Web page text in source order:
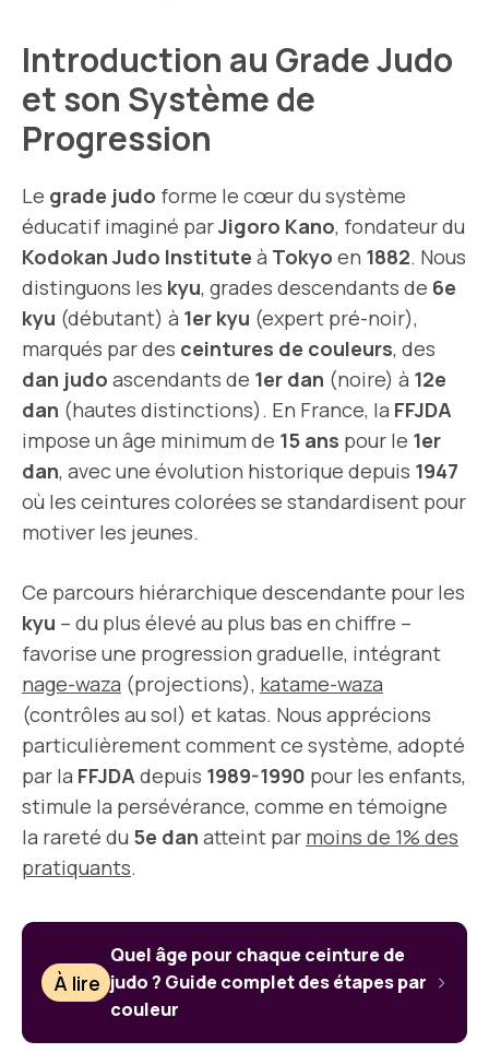
Introduction au Grade Judo
et son Système de
Progression
Le grade judo forme le cœur du système
éducatif imaginé parJigoro Kano, fondateur du
Kodokan Judo Institute à Tokyo en 1882. Nous
distinguons les kyu, grades descendants de 6e
kyu (débutant) à 1er kyu (expert pré-noir),
marqués par des ceintures de couleurs, des
dan judo ascendants de 1er dan (noire) à 12e
dan (hautes distinctions). En France, la FFJDA
impose un âge minimum de 15 ans pour le 1er
dan, avec une évolution historique depuis 1947
où les ceintures colorées se standardisent pour
motiver les jeunes.
Ce parcours hiérarchique descendante pour les
kyu – du plus élevé au plus bas en chiffre –
favorise une progression graduelle, intégrant
nage-waza (projections), katame-waza
(contrôles au sol) et katas. Nous apprécions
particulièrement comment ce système, adopté
par la FFJDA depuis 1989-1990 pour les enfants,
stimule la persévérance, comme en témoigne
la rareté du 5e dan atteint par moins de 1% des
pratiquants.
À lire
Quel âge pour chaque ceinture de
judo ? Guide complet des étapes par
couleur